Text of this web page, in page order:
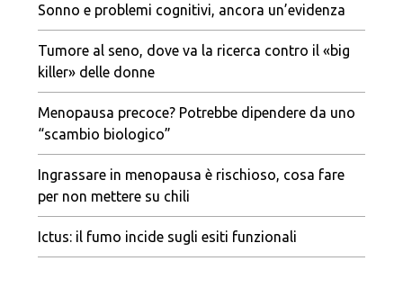
Sonno e problemi cognitivi, ancora un’evidenza
Tumore al seno, dove va la ricerca contro il «big
killer» delle donne
Menopausa precoce? Potrebbe dipendere da uno
“scambio biologico”
Ingrassare in menopausa è rischioso, cosa fare
per non mettere su chili
Ictus: il fumo incide sugli esiti funzionali